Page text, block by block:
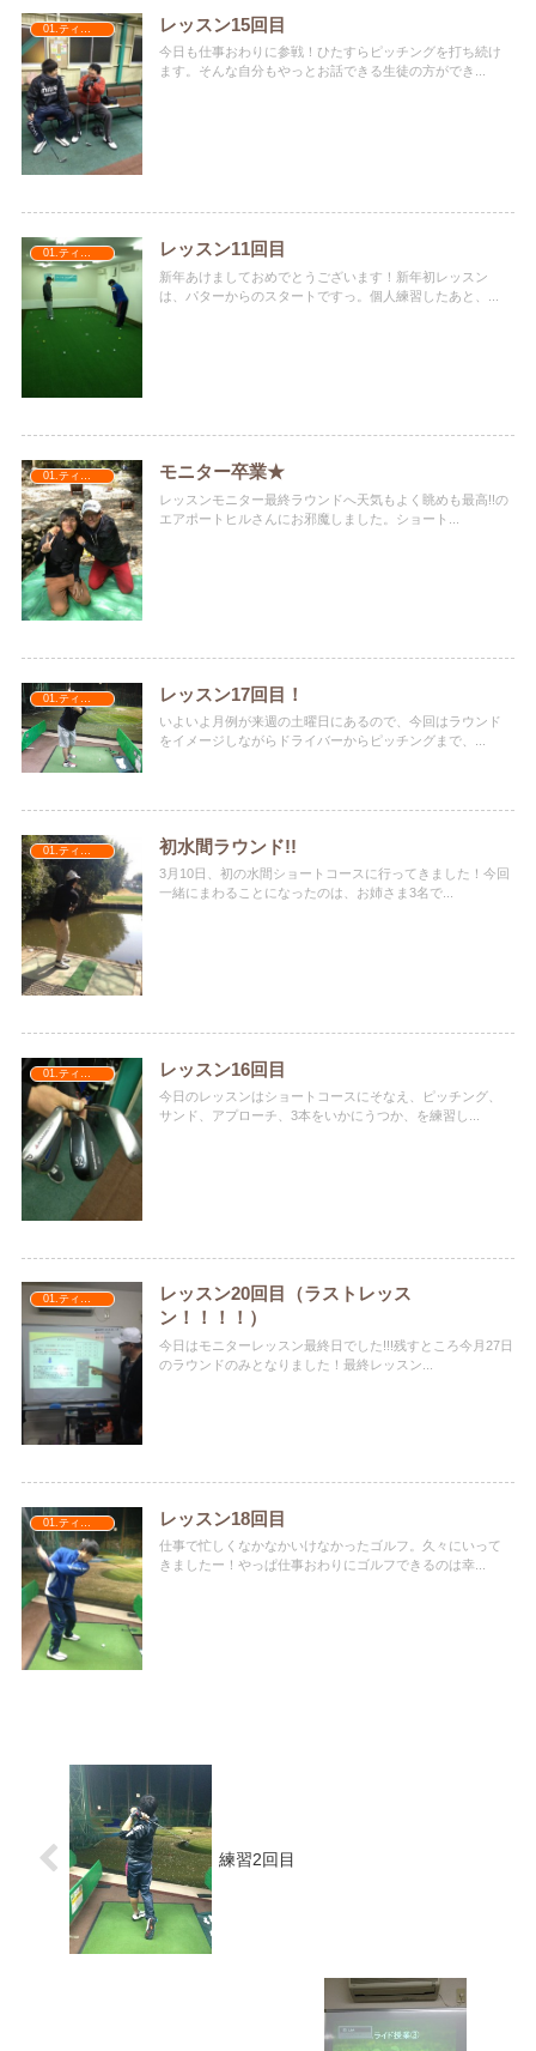
レッスン15回目
今日も仕事おわりに参戦！ひたすらピッチングを打ち続け
ます。そんな自分もやっとお話できる生徒の方ができ...
01.ティナターナ レッスン11回目
新年あけましておめでとうございます！新年初レッスン
は、パターからのスタートですっ。個人練習したあと、...
01.ティナターナ モニター卒業★
レッスンモニター最終ラウンドへ天気もよく眺めも最高!!の
エアポートヒルさんにお邪魔しました。ショート...
レッスン17回目！
いよいよ月例が来週の土曜日にあるので、今回はラウンド
をイメージしながらドライバーからピッチングまで、...
01.ティナターナ 初水間ラウンド!!
3月10日、初の水間ショートコースに行ってきました！今回
一緒にまわることになったのは、お姉さま3名で...
レッスン16回目
今日のレッスンはショートコースにそなえ、ピッチング、
サンド、アプローチ、3本をいかにうつか、を練習し...
レッスン20回目（ラストレッス
ン！！！！）
今日はモニターレッスン最終日でした!!!残すところ今月27日
のラウンドのみとなりました！最終レッスン...
01.ティナターナ レッスン18回目
仕事で忙しくなかなかいけなかったゴルフ。久々にいって
きましたー！やっぱ仕事おわりにゴルフできるのは幸...
練習2回目